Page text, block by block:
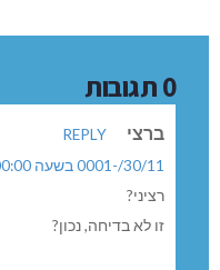
0 תגובות
ברצי
REPLY
30/11/-0001 בשעה 00:00
רציני?
זו לא בדיחה, נכון?